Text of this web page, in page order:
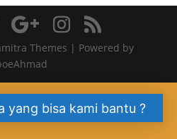
Themes | Powered by
yang bisa kami bantu ?